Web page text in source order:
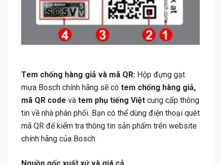
Tem chống hàng giả và mã QR: Hộp đựng gạt
mưa Bosch chính hãng sẽ có tem chống hàng giả,
mã QR code và tem phụ tiếng Việt cung cấp thông
tin về nhà phân phối. Bạn có thể dùng điện thoại quét
mã QR để kiểm tra thông tin sản phẩm trên website
chính hãng của Bosch.